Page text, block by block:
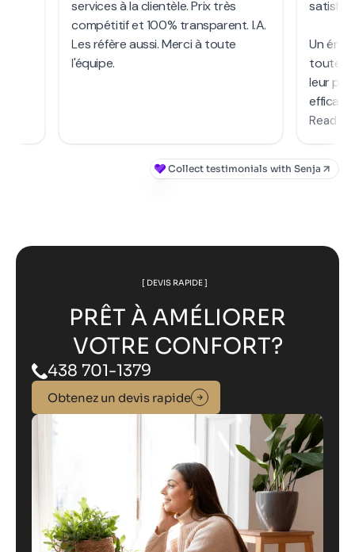
[ DEVIS RAPIDE ]
PRÊT À AMÉLIORER
VOTRE CONFORT?
438 701-1379
Obtenez un devis rapide